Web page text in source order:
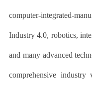
computer-integrated-
Industry 4.0, robotics,
and many advanced
comprehensive